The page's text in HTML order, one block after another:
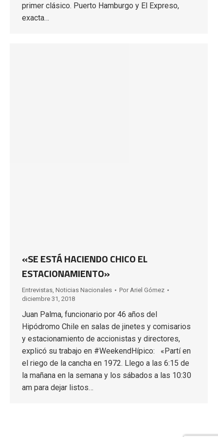
primer clásico. Puerto Hamburgo y El Expreso,
exacta…
«SE ESTÁ HACIENDO CHICO EL
ESTACIONAMIENTO»
Entrevistas, Noticias Nacionales Por Ariel Gómez
diciembre 31, 2018
Juan Palma, funcionario por 46 años del
Hipódromo Chile en salas de jinetes y comisarios
y estacionamiento de accionistas y directores,
explicó su trabajo en #WeekendHípico: «Partí en
el riego de la cancha en 1972. Llego a las 6:15 de
la mañana en la semana y los sábados a las 10:30
am para dejar listos…